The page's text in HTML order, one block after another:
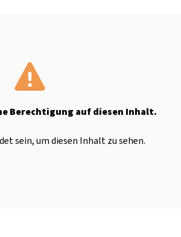
Berechtigung auf diesen Inhalt.
sein, um diesen Inhalt zu sehen.